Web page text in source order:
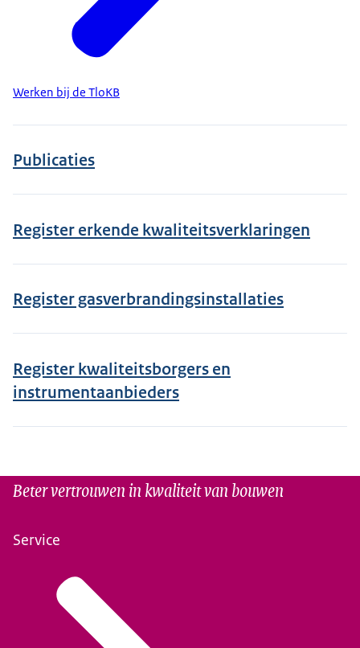
Werken bij de TloKB
Publicaties
Register erkende kwaliteitsverklaringen
Register gasverbrandingsinstallaties
Register kwaliteitsborgers en
instrumentaanbieders
Beter vertrouwen in kwaliteit van bouwen
Service